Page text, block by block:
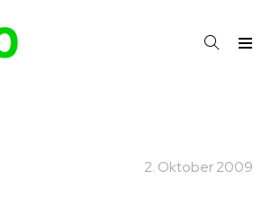
2. Oktober 2009